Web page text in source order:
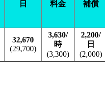
日 料金 補償
32,670
(29,700)
3,630/
時
(3,300)
2,200/
日
(2,000)